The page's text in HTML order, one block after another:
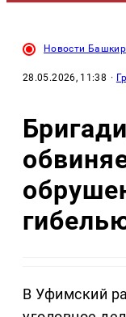
Новости
28.05.2026, 11:38 ·
В Уфимский